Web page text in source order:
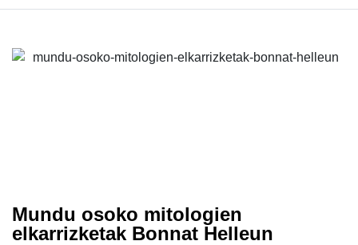
Mundu osoko mitologien
elkarrizketak Bonnat Helleun